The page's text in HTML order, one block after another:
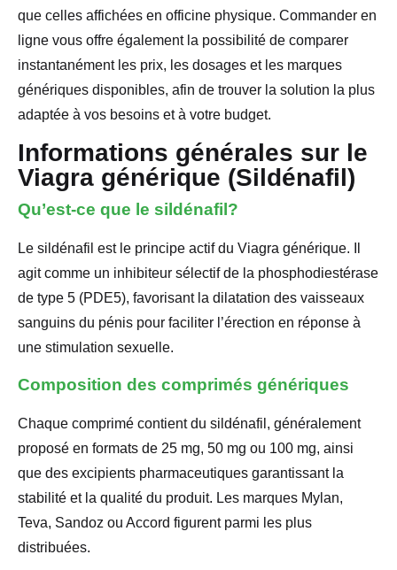
que celles affichées en officine physique. Commander en
ligne vous offre également la possibilité de comparer
instantanément les prix, les dosages et les marques
génériques disponibles, afin de trouver la solution la plus
adaptée à vos besoins et à votre budget.
Informations générales sur le
Viagra générique (Sildénafil)
Qu’est-ce que le sildénafil?
Le sildénafil est le principe actif du Viagra générique. Il
agit comme un inhibiteur sélectif de la phosphodiestérase
de type 5 (PDE5), favorisant la dilatation des vaisseaux
sanguins du pénis pour faciliter l’érection en réponse à
une stimulation sexuelle.
Composition des comprimés génériques
Chaque comprimé contient du sildénafil, généralement
proposé en formats de 25 mg, 50 mg ou 100 mg, ainsi
que des excipients pharmaceutiques garantissant la
stabilité et la qualité du produit. Les marques Mylan,
Teva, Sandoz ou Accord figurent parmi les plus
distribuées.